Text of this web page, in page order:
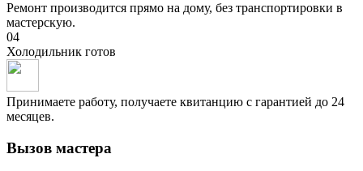
Ремонт производится прямо на дому, без транспортировки в
мастерскую.
04
Холодильник готов
Принимаете работу, получаете квитанцию с гарантией до 24
месяцев.
Вызов мастера